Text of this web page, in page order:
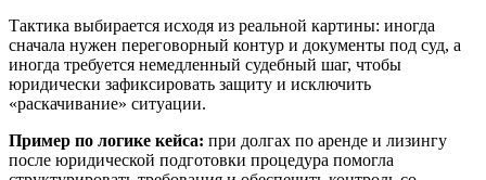
Тактика выбирается исходя из реальной картины: иногда
сначала нужен переговорный контур и документы под суд, а
иногда требуется немедленный судебный шаг, чтобы
юридически зафиксировать защиту и исключить
«раскачивание» ситуации.
Пример по логике кейса: при долгах по аренде и лизингу
после юридической подготовки процедура помогла